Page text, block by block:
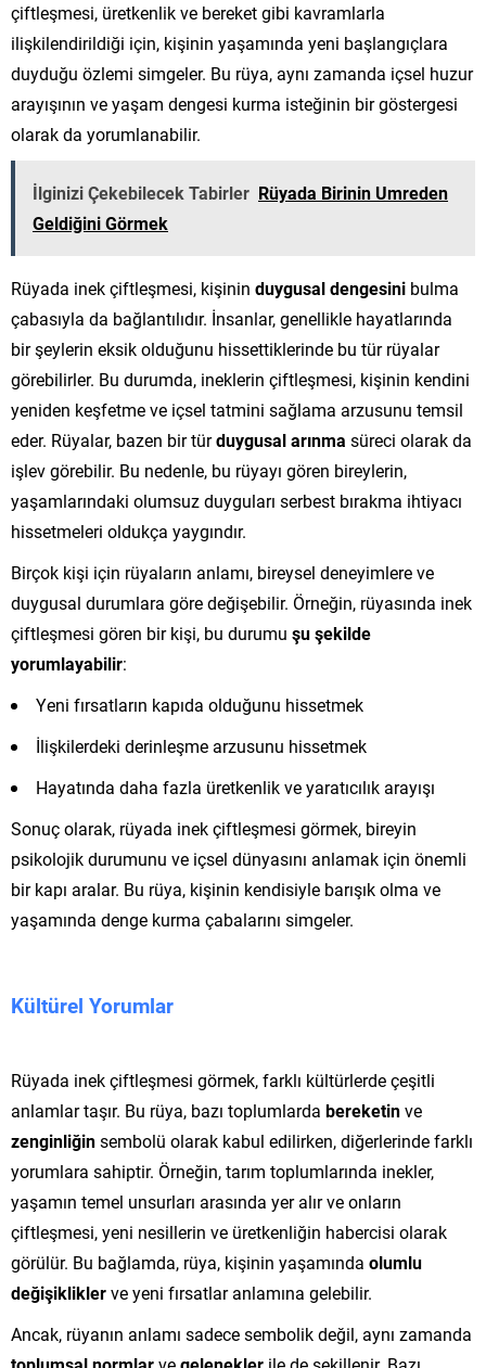
çiftleşmesi, üretkenlik ve bereket gibi kavramlarla
ilişkilendirildiği için, kişinin yaşamında yeni başlangıçlara
duyduğu özlemi simgeler. Bu rüya, aynı zamanda içsel huzur
arayışının ve yaşam dengesi kurma isteğinin bir göstergesi
olarak da yorumlanabilir.
İlginizi Çekebilecek Tabirler Rüyada Birinin Umreden
Geldiğini Görmek
Rüyada inek çiftleşmesi, kişinin duygusal dengesini bulma
çabasıyla da bağlantılıdır. İnsanlar, genellikle hayatlarında
bir şeylerin eksik olduğunu hissettiklerinde bu tür rüyalar
görebilirler. Bu durumda, ineklerin çiftleşmesi, kişinin kendini
yeniden keşfetme ve içsel tatmini sağlama arzusunu temsil
eder. Rüyalar, bazen bir türduygusal arınma süreci olarak da
işlev görebilir. Bu nedenle, bu rüyayı gören bireylerin,
yaşamlarındaki olumsuz duyguları serbest bırakma ihtiyacı
hissetmeleri oldukça yaygındır.
Birçok kişi için rüyaların anlamı, bireysel deneyimlere ve
duygusal durumlara göre değişebilir. Örneğin, rüyasında inek
çiftleşmesi gören bir kişi, bu durumu şu şekilde
yorumlayabilir:
Yeni fırsatların kapıda olduğunu hissetmek
İlişkilerdeki derinleşme arzusunu hissetmek
Hayatında daha fazla üretkenlik ve yaratıcılık arayışı
Sonuç olarak, rüyada inek çiftleşmesi görmek, bireyin
psikolojik durumunu ve içsel dünyasını anlamak için önemli
bir kapı aralar. Bu rüya, kişinin kendisiyle barışık olma ve
yaşamında denge kurma çabalarını simgeler.
Kültürel Yorumlar
Rüyada inek çiftleşmesi görmek, farklı kültürlerde çeşitli
anlamlar taşır. Bu rüya, bazı toplumlarda bereketinve
zenginliğinsembolü olarak kabul edilirken, diğerlerinde farklı
yorumlara sahiptir. Örneğin, tarım toplumlarında inekler,
yaşamın temel unsurları arasında yer alır ve onların
çiftleşmesi, yeni nesillerin ve üretkenliğin habercisi olarak
görülür. Bu bağlamda, rüya, kişinin yaşamında olumlu
değişikliklerve yeni fırsatlar anlamına gelebilir.
Ancak, rüyanın anlamı sadece sembolik değil, aynı zamanda